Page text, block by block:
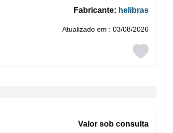
Fabricante: helibras
Atualizado em : 03/08/2026
Valor sob consulta